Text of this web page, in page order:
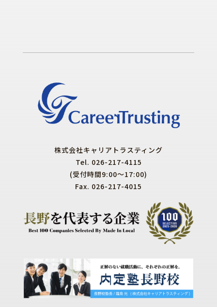
株式会社キャリアトラスティング
Tel. 026-217-4115
(受付時間9:00～17:00)
Fax. 026-217-4015